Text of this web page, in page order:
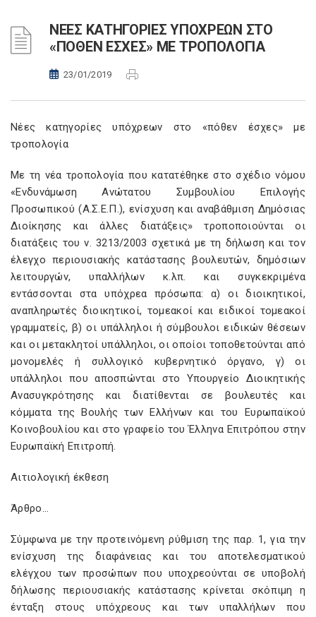
ΝΕΕΣ ΚΑΤΗΓΟΡΙΕΣ ΥΠΟΧΡΕΩΝ ΣΤΟ
«ΠΟΘΕΝ ΕΣΧΕΣ» ΜΕ ΤΡΟΠΟΛΟΓΙΑ
23/01/2019
Νέες κατηγορίες υπόχρεων στο «πόθεν έσχες» με
τροπολογία
Με τη νέα τροπολογία που κατατέθηκε στο σχέδιο νόμου
«Ενδυνάμωση Ανώτατου Συμβουλίου Επιλογής
Προσωπικού (Α.Σ.Ε.Π.), ενίσχυση και αναβάθμιση Δημόσιας
Διοίκησης και άλλες διατάξεις» τροποποιούνται οι
διατάξεις του ν. 3213/2003 σχετικά με τη δήλωση και τον
έλεγχο περιουσιακής κατάστασης βουλευτών, δημόσιων
λειτουργών, υπαλλήλων κ.λπ. και συγκεκριμένα
εντάσσονται στα υπόχρεα πρόσωπα: α) οι διοικητικοί,
αναπληρωτές διοικητικοί, τομεακοί και ειδικοί τομεακοί
γραμματείς, β) οι υπάλληλοι ή σύμβουλοι ειδικών θέσεων
και οι μετακλητοί υπάλληλοι, οι οποίοι τοποθετούνται από
μονομελές ή συλλογικό κυβερνητικό όργανο, γ) οι
υπάλληλοι που αποσπώνται στο Υπουργείο Διοικητικής
Ανασυγκρότησης και διατίθενται σε βουλευτές και
κόμματα της Βουλής των Ελλήνων και του Ευρωπαϊκού
Κοινοβουλίου και στο γραφείο του Έλληνα Επιτρόπου στην
Ευρωπαϊκή Επιτροπή.
Αιτιολογική έκθεση
Άρθρο…
Σύμφωνα με την προτεινόμενη ρύθμιση της παρ. 1, για την
ενίσχυση της διαφάνειας και του αποτελεσματικού
ελέγχου των προσώπων που υποχρεούνται σε υποβολή
δήλωσης περιουσιακής κατάστασης κρίνεται σκόπιμη η
ένταξη στους υπόχρεους και των υπαλλήλων που